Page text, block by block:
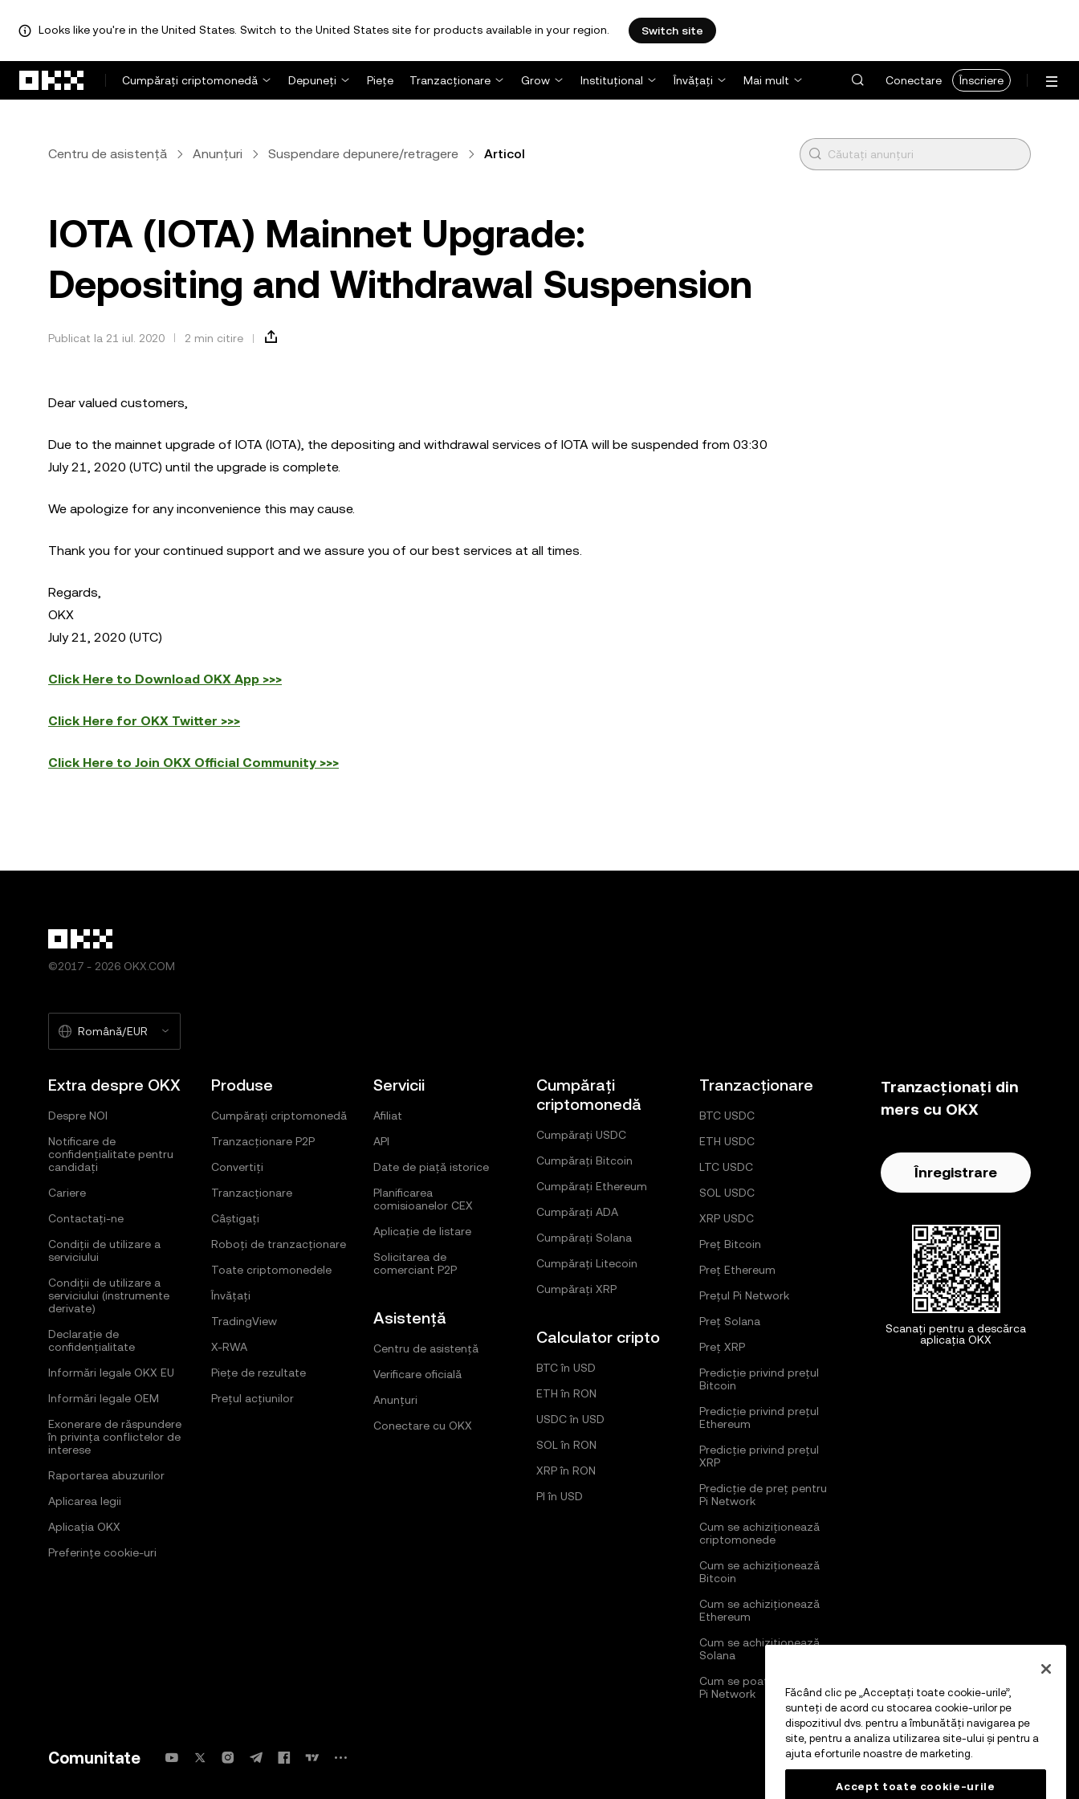
Looks like you're in the United States. Switch to the United States site for products available in your region. Switch site
Cumpărați criptomonedă
Depuneți Piețe Tranzacționare Grow Instituțional Învățați Mai mult Conectare Înscriere
Centru de asistență Anunțuri Suspendare depunere/retragere Articol
IOTA (IOTA) Mainnet Upgrade:
Depositing and Withdrawal Suspension
Publicat la 21 iul. 2020 2 min citire
Dear valued customers,
Due to the mainnet upgrade of IOTA (IOTA), the depositing and withdrawal services of IOTA will be suspended from 03:30
July 21, 2020 (UTC) until the upgrade is complete.
We apologize for any inconvenience this may cause.
Thank you for your continued support and we assure you of our best services at all times.
Regards,
OKX
July 21, 2020 (UTC)
Click Here to Download OKX App >>>
Click Here for OKX Twitter >>>
Click Here to Join OKX Official Community >>>
©2017 - 2026 OKX.COM
Română/EUR
Extra despre OKX
Despre NOI
Notificare de
confidențialitate pentru
candidați
Cariere
Contactați-ne
Condiții de utilizare a
serviciului
Condiții de utilizare a
serviciului (instrumente
derivate)
Declarație de
confidențialitate
Informări legale OKX EU
Informări legale OEM
Exonerare de răspundere
în privința conflictelor de
interese
Raportarea abuzurilor
Aplicarea legii
Aplicația OKX
Preferințe cookie-uri
Produse
Cumpărați criptomonedă
Tranzacționare P2P
Convertiți
Tranzacționare
Câștigați
Roboți de tranzacționare
Toate criptomonedele
Învățați
TradingView
X-RWA
Piețe de rezultate
Prețul acțiunilor
Servicii
Afiliat
API
Date de piață istorice
Planificarea
comisioanelor CEX
Aplicație de listare
Solicitarea de
comerciant P2P
Asistență
Centru de asistență
Verificare oficială
Anunțuri
Conectare cu OKX
Cumpărați
criptomonedă
Cumpărați USDC
Cumpărați Bitcoin
Cumpărați Ethereum
Cumpărați ADA
Cumpărați Solana
Cumpărați Litecoin
Cumpărați XRP
Calculator cripto
BTC în USD
ETH în RON
USDC în USD
SOL în RON
XRP în RON
PI în USD
Tranzacționare
BTC USDC
ETH USDC
LTC USDC
SOL USDC
XRP USDC
Preț Bitcoin
Preț Ethereum
Prețul Pi Network
Preț Solana
Preț XRP
Predicție privind prețul
Bitcoin
Predicție privind prețul
Ethereum
Predicție privind prețul
XRP
Predicție de preț pentru
Pi Network
Cum se achiziționează
criptomonede
Cum se achiziționează
Bitcoin
Cum se achiziționează
Ethereum
Cum se achiziționează
Solana
Cum se poate cumpăra
Pi Network
Tranzacționați din
mers cu OKX
Înregistrare
Scanați pentru a descărca
aplicația OKX
Comunitate
Făcând clic pe „Acceptați toate cookie-urile”,
sunteți de acord cu stocarea cookie-urilor pe
dispozitivul dvs. pentru a îmbunătăți navigarea pe
site, pentru a analiza utilizarea site-ului și pentru a
ajuta eforturile noastre de marketing.
Accept toate cookie-urile